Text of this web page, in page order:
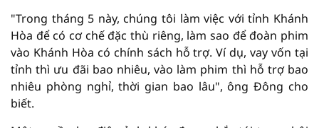
"Trong tháng 5 này, chúng tôi làm việc với tỉnh Khánh
Hòa để có cơ chế đặc thù riêng, làm sao để đoàn phim
vào Khánh Hòa có chính sách hỗ trợ. Ví dụ, vay vốn tại
tỉnh thì ưu đãi bao nhiêu, vào làm phim thì hỗ trợ bao
nhiêu phòng nghỉ, thời gian bao lâu", ông Đông cho
biết.